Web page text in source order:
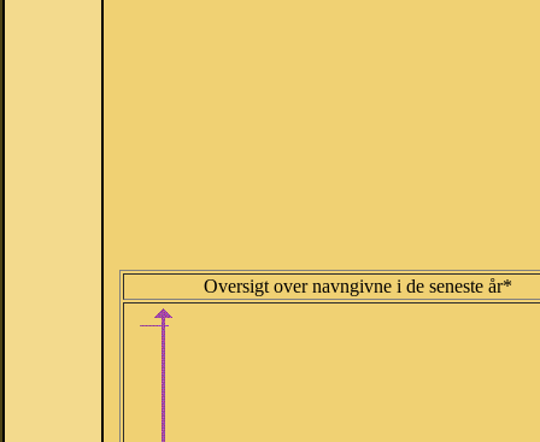
Oversigt over navngivne i de seneste år*